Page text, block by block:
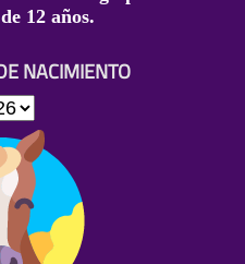
12 años.
NACIMIENTO